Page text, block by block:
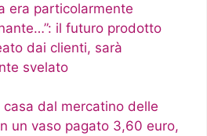
era particolarmente
il futuro prodotto
dai clienti, sarà
svelato
casa dal mercatino delle
un vaso pagato 3,60 euro,